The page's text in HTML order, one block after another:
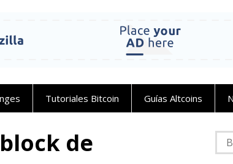
Tutoriales Bitcoin Guías Altcoins
de